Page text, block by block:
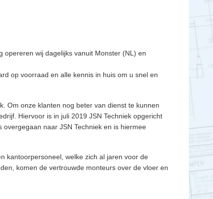
opereren wij dagelijks vanuit Monster (NL) en
op voorraad en alle kennis in huis om u snel en
Om onze klanten nog beter van dienst te kunnen
Hiervoor is in juli 2019 JSN Techniek opgericht
naar JSN Techniek en is hiermee
kantoorpersoneel, welke zich al jaren voor de
komen de vertrouwde monteurs over de vloer en